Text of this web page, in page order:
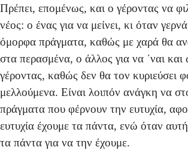
Πρέπει, επομένως, και ο γέροντας να
νέος: ο ένας για να μείνει, κι όταν
όμορφα πράγματα, καθώς με χαρά θα
στα περασμένα, ο άλλος για να ᾽ναι
γέροντας, καθώς δεν θα τον κυριεύσει
μελλούμενα. Είναι λοιπόν ανάγκη να
πράγματα που φέρνουν την ευτυχία,
ευτυχία έχουμε τα πάντα, ενώ όταν
τα πάντα για να την έχουμε.